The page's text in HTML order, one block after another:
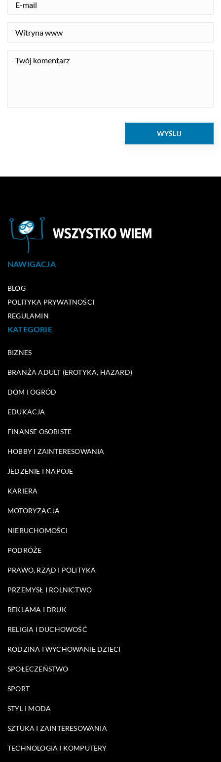
NAWIGACJA
BLOG
POLITYKA PRYWATNOŚCI
REGULAMIN
KATEGORIE
BIZNES
BRANŻA ADULT (EROTYKA, HAZARD)
DOM I OGRÓD
EDUKACJA
FINANSE OSOBISTE
HOBBY I ZAINTERESOWANIA
JEDZENIE I NAPOJE
KARIERA
MOTORYZACJA
NIERUCHOMOŚCI
PODRÓŻE
PRAWO, RZĄD I POLITYKA
PRZEMYSŁ I ROLNICTWO
REKLAMA I DRUK
RELIGIA I DUCHOWOŚĆ
RODZINA I WYCHOWANIE DZIECI
SPOŁECZEŃSTWO
SPORT
STYL I MODA
SZTUKA I ZAINTERESOWANIA
TECHNOLOGIA I KOMPUTERY